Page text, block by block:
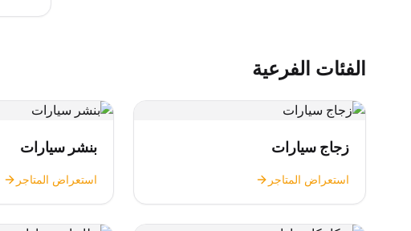
الفئات الفرعية
زجاج سيارات
استعراض المتاجر
بنشر سيارات
استعراض المتاجر